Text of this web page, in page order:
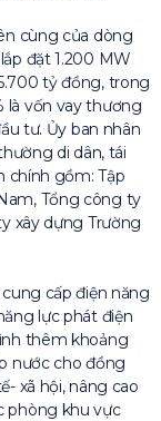
cùng của dòng
đặt 1.200 MW
tỷ đồng, trong
là vốn vay thương
tư. Ủy ban nhân
di dân, tái
chính gồm: Tập
Tổng công ty
xây dựng Trường
cấp điện năng
lực phát điện
thêm khoảng
nước cho đồng
xã hội, nâng cao
phòng khu vực